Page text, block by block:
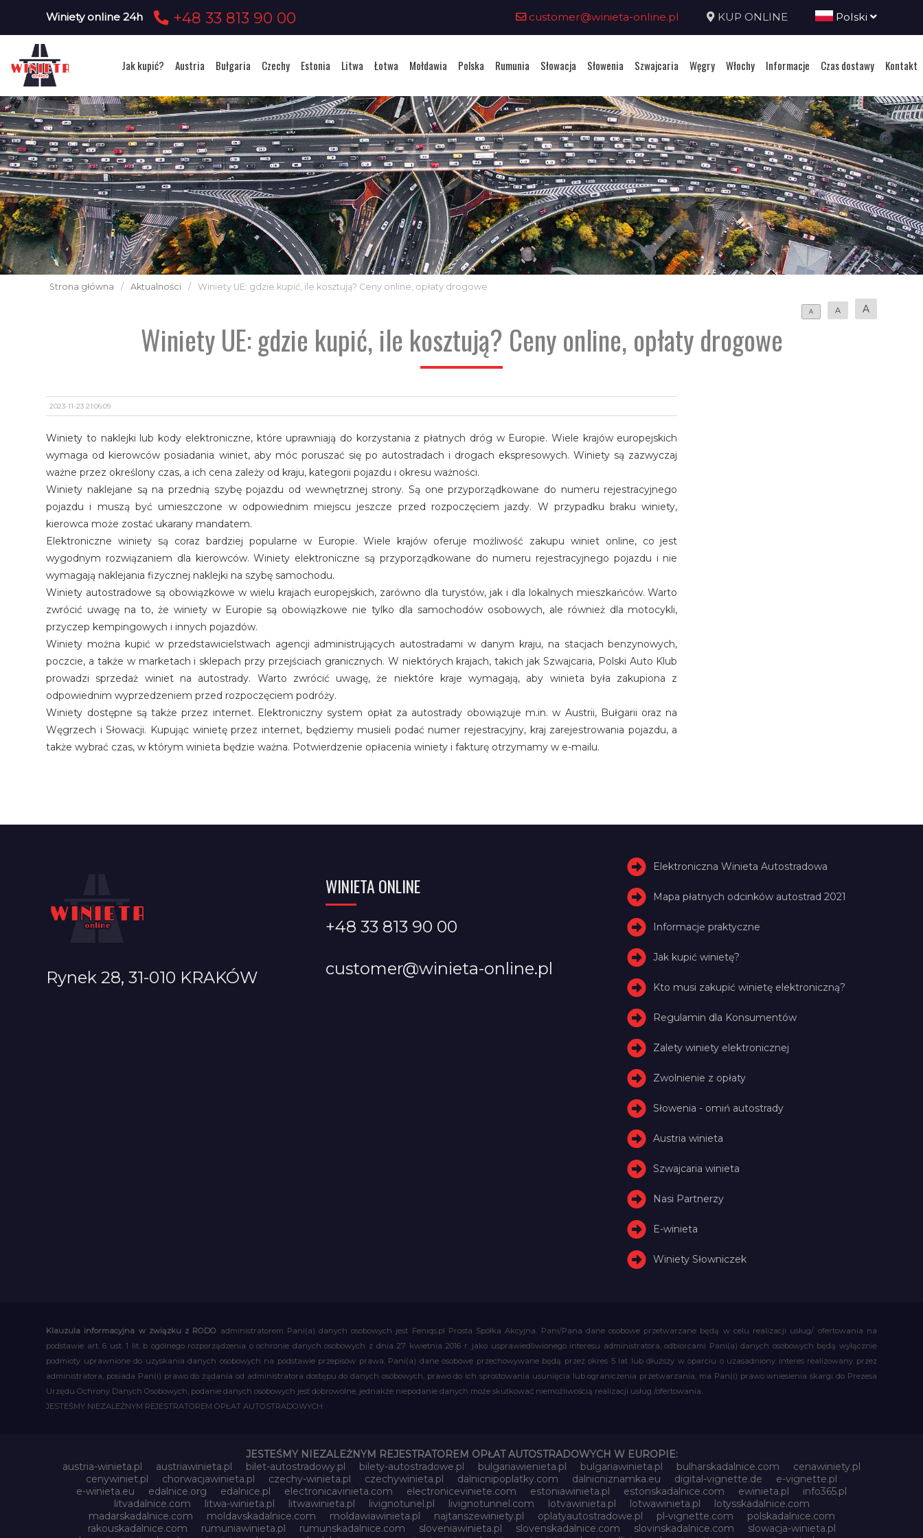
Winiety online 24h +48 33 813 90 00 customer@winieta-online.pl KUP ONLINE Polski
Jak kupić? Austria Bułgaria Czechy Estonia Litwa Łotwa Mołdawia Polska Rumunia Słowacja Słowenia Szwajcaria Węgry Włochy Informacje Czas dostawy Kontakt
Strona główna / Aktualności / Winiety UE: gdzie kupić, ile kosztują? Ceny online, opłaty drogowe
A A A
Winiety UE: gdzie kupić, ile kosztują? Ceny online, opłaty drogowe
2023-11-23 21:06:09
Winiety to naklejki lub kody elektroniczne, które uprawniają do korzystania z płatnych dróg w Europie. Wiele krajów europejskich
wymaga od kierowców posiadania winiet, aby móc poruszać się po autostradach i drogach ekspresowych. Winiety są zazwyczaj
ważne przez określony czas, a ich cena zależy od kraju, kategorii pojazdu i okresu ważności.
Winiety naklejane są na przednią szybę pojazdu od wewnętrznej strony. Są one przyporządkowane do numeru rejestracyjnego
pojazdu i muszą być umieszczone w odpowiednim miejscu jeszcze przed rozpoczęciem jazdy. W przypadku braku winiety,
kierowca może zostać ukarany mandatem.
Elektroniczne winiety są coraz bardziej popularne w Europie. Wiele krajów oferuje możliwość zakupu winiet online, co jest
wygodnym rozwiązaniem dla kierowców. Winiety elektroniczne są przyporządkowane do numeru rejestracyjnego pojazdu i nie
wymagają naklejania fizycznej naklejki na szybę samochodu.
Winiety autostradowe są obowiązkowe w wielu krajach europejskich, zarówno dla turystów, jak i dla lokalnych mieszkańców. Warto
zwrócić uwagę na to, że winiety w Europie są obowiązkowe nie tylko dla samochodów osobowych, ale również dla motocykli,
przyczep kempingowych i innych pojazdów.
Winiety można kupić w przedstawicielstwach agencji administrujących autostradami w danym kraju, na stacjach benzynowych,
poczcie, a także w marketach i sklepach przy przejściach granicznych. W niektórych krajach, takich jak Szwajcaria, Polski Auto Klub
prowadzi sprzedaż winiet na autostrady. Warto zwrócić uwagę, że niektóre kraje wymagają, aby winieta była zakupiona z
odpowiednim wyprzedzeniem przed rozpoczęciem podróży.
Winiety dostępne są także przez internet. Elektroniczny system opłat za autostrady obowiązuje m.in. w Austrii, Bułgarii oraz na
Węgrzech i Słowacji. Kupując winietę przez internet, będziemy musieli podać numer rejestracyjny, kraj zarejestrowania pojazdu, a
także wybrać czas, w którym winieta będzie ważna. Potwierdzenie opłacenia winiety i fakturę otrzymamy w e-mailu.
Rynek 28, 31-010 KRAKÓW
WINIETA ONLINE
+48 33 813 90 00
customer@winieta-online.pl
Elektroniczna Winieta Autostradowa
Mapa płatnych odcinków autostrad 2021
Informacje praktyczne
Jak kupić winietę?
Kto musi zakupić winietę elektroniczną?
Regulamin dla Konsumentów
Zalety winiety elektronicznej
Zwolnienie z opłaty
Słowenia - omiń autostrady
Austria winieta
Szwajcaria winieta
Nasi Partnerzy
E-winieta
Winiety Słowniczek
Klauzula informacyjna w związku z RODO administratorem Pani(a) danych osobowych jest Feniqs.pl Prosta Spółka Akcyjna. Pani/Pana dane osobowe przetwarzane będą w celu realizacji usług/ ofertowania na
podstawie art. 6 ust. 1 lit. b ogólnego rozporządzenia o ochronie danych osobowych z dnia 27 kwietnia 2016 r. jako usprawiedliwionego interesu administratora, odbiorcami Pani(a) danych osobowych będą wyłącznie
podmioty uprawnione do uzyskania danych osobowych na podstawie przepisów prawa, Pani(a) dane osobowe przechowywane będą przez okres 5 lat lub dłuższy w oparciu o uzasadniony interes realizowany przez
administratora, posiada Pan(i) prawo do żądania od administratora dostępu do danych osobowych, prawo do ich sprostowania usunięcia lub ograniczenia przetwarzania, ma Pan(i) prawo wniesienia skargi do Prezesa
Urzędu Ochrony Danych Osobowych, podanie danych osobowych jest dobrowolne, jednakże niepodanie danych może skutkować niemożliwością realizacji usług /ofertowania.
JESTEŚMY NIEZALEŻNYM REJESTRATOREM OPŁAT AUTOSTRADOWYCH
JESTEŚMY NIEZALEŻNYM REJESTRATOREM OPŁAT AUTOSTRADOWYCH W EUROPIE:
austria-winieta.pl
austriawinieta.pl bilet-autostradowy.pl bilety-autostradowe.pl bulgariawienieta.pl bulgariawinieta.pl bulharskadalnice.com
cenawiniety.pl
cenywiniet.pl
chorwacjawinieta.pl czechy-winieta.pl czechywinieta.pl dalnicnipoplatky.com dalnicniznamka.eu digital-vignette.de
e-vignette.pl
e-winieta.eu
edalnice.org edalnice.pl electronicavinieta.com electroniceviniete.com estoniawinieta.pl estonskadalnice.com ewinieta.pl
info365.pl
litvadalnice.com
litwa-winieta.pl litwawinieta.pl livignotunel.pl livignotunnel.com lotvawinieta.pl lotwawinieta.pl
lotysskadalnice.com
madarskadalnice.com
moldavskadalnice.com moldawiawinieta.pl najtanszewiniety.pl oplatyautostradowe.pl pl-vignette.com
polskadalnice.com
rakouskadalnice.com
rumuniawinieta.pl rumunskadalnice.com sloveniawinieta.pl slovenskadalnice.com slovinskadalnice.com
slowacja-winieta.pl